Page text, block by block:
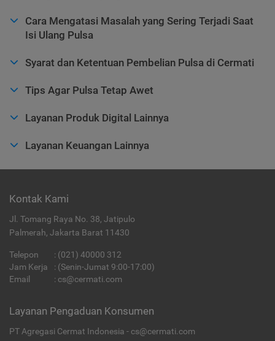
Cara Mengatasi Masalah yang Sering Terjadi Saat
Isi Ulang Pulsa
Syarat dan Ketentuan Pembelian Pulsa di Cermati
Tips Agar Pulsa Tetap Awet
Layanan Produk Digital Lainnya
Layanan Keuangan Lainnya
Kontak Kami
Jl. Tomang Raya No. 38, Jatipulo
Palmerah, Jakarta Barat 11430
Telepon : (021) 40000 312
Jam Kerja
: (Senin-Jumat 9:00-17:00)
Email
: cs@cermati.com
Layanan Pengaduan Konsumen
PT Agregasi Cermat Indonesia - cs@cermati.com